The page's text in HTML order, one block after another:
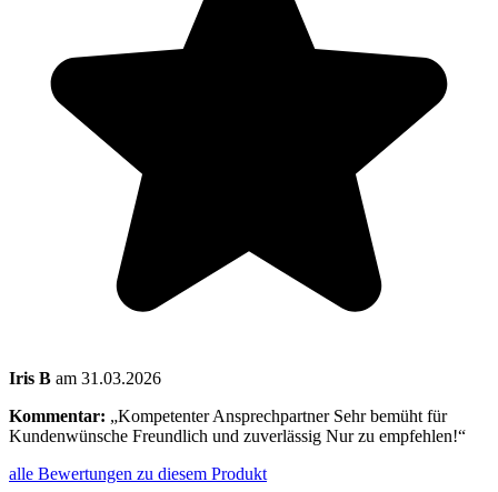
Iris B am 31.03.2026
Kommentar: „Kompetenter Ansprechpartner Sehr bemüht für
Kundenwünsche Freundlich und zuverlässig Nur zu empfehlen!“
alle Bewertungen zu diesem Produkt